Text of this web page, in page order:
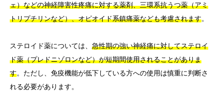
ェ）などの神経障害性疼痛に対する薬剤、三環系抗うつ薬（アミ
トリプチリンなど）、オピオイド系鎮痛薬なども考慮されます。
ステロイド薬については、 急性期の強い神経痛に対してステロイ
ド薬（プレドニゾロンなど）が短期間使用されることがありま
す。ただし、免疫機能が低下している方への使用は慎重に判断さ
れる必要があります。